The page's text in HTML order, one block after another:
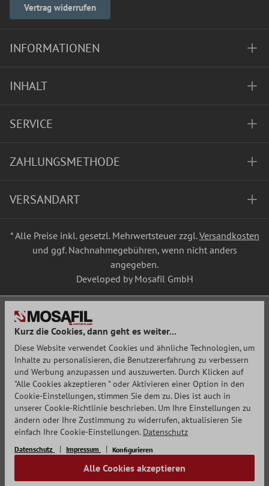
Vertrag widerrufen
INFORMATIONEN
INHALT
SERVICE
ZAHLUNGSMETHODE
VERSANDART
* Alle Preise inkl. gesetzl. Mehrwertsteuer zzgl.Versandkosten
und ggf. Nachnahmegebühren, wenn nicht anders
angegeben.
Developed by Mosafil GmbH
Kurz die Cookies, dann geht es weiter...
Diese Website verwendet Cookies und ähnliche Technologien, um
Inhalte zu personalisieren, die Benutzererfahrung zu verbessern
und Werbung anzupassen und auszuwerten. Durch Klicken auf
"Alle Cookies akzeptieren " oder Aktivieren einer Option in den
Cookie-Einstellungen, stimmen Sie dem zu. Dies ist auch in
unserer Cookie-Richtlinie beschrieben. Um Ihre Einstellungen zu
ändern oder Ihre Zustimmung zu widerrufen, aktualisieren Sie
einfach Ihre Cookie-Einstellungen. Datenschutz
Datenschutz Impressum Konfigurieren
Alle Cookies akzeptieren